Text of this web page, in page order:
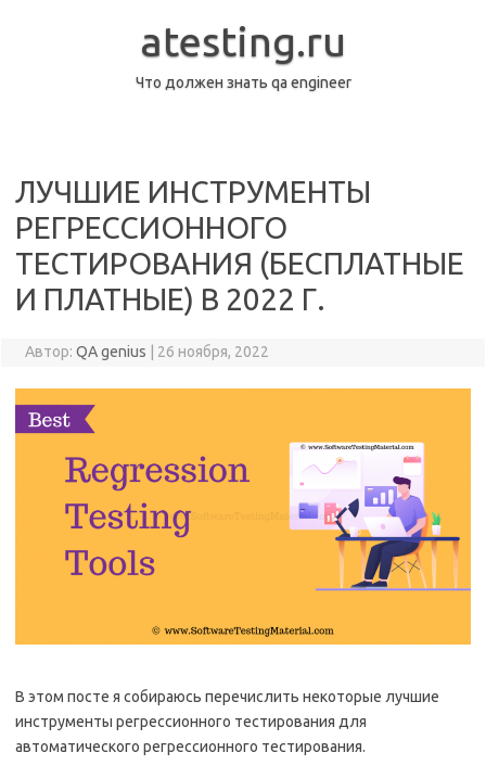
atesting.ru
Что должен знать qa engineer
ЛУЧШИЕ ИНСТРУМЕНТЫ
РЕГРЕССИОННОГО
ТЕСТИРОВАНИЯ (БЕСПЛАТНЫЕ
И ПЛАТНЫЕ) В 2022 Г.
Автор: QA genius 26 ноября, 2022
В этом посте я собираюсь перечислить некоторые лучшие
инструменты регрессионного тестирования для
автоматического регрессионного тестирования.